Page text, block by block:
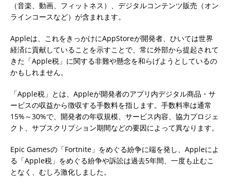
（音楽、動画、フィットネス）、デジタルコンテンツ販売（オン
ラインコースなど）が含まれます。
Appleは、これをきっかけにAppStoreが開発者、ひいては世界
経済に貢献していることを示すことで、常に外部から提起されて
きた「Apple税」に関する非難や懸念を和らげようとしているの
かもしれません。
「Apple税」とは、Appleが開発者のアプリ内デジタル商品・サ
ービスの収益から徴収する手数料を指します。手数料率は通常
15%～30%で、開発者の年収規模、サービス内容、協力プロジェ
クト、サブスクリプション期間などの要因によって異なります。
Epic Gamesの「Fortnite」をめぐる紛争に端を発し、Appleによ
る「Apple税」をめぐる紛争や訴訟は過去5年間、一度も止むこ
となく、むしろ激化しました。